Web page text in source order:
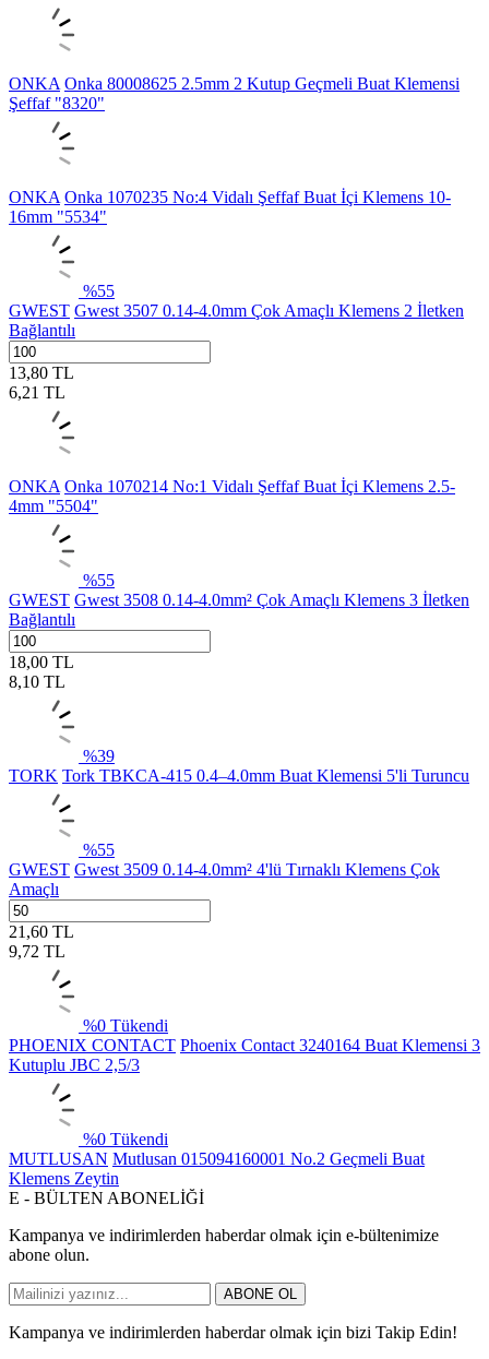
ONKA Onka 80008625 2.5mm 2 Kutup Geçmeli Buat Klemensi
Şeffaf "8320"
ONKA Onka 1070235 No:4 Vidalı Şeffaf Buat İçi Klemens 10-
16mm "5534"
%55
GWEST Gwest 3507 0.14-4.0mm Çok Amaçlı Klemens 2 İletken
Bağlantılı
13,80 TL
6,21 TL
ONKA Onka 1070214 No:1 Vidalı Şeffaf Buat İçi Klemens 2.5-
4mm "5504"
%55
GWEST Gwest 3508 0.14-4.0mm² Çok Amaçlı Klemens 3 İletken
Bağlantılı
18,00 TL
8,10 TL
%39
TORK Tork TBKCA-415 0.4–4.0mm Buat Klemensi 5'li Turuncu
%55
GWEST Gwest 3509 0.14-4.0mm² 4'lü Tırnaklı Klemens Çok
Amaçlı
21,60 TL
9,72 TL
%0 Tükendi
PHOENIX CONTACT Phoenix Contact 3240164 Buat Klemensi 3
Kutuplu JBC 2,5/3
%0 Tükendi
MUTLUSAN Mutlusan 015094160001 No.2 Geçmeli Buat
Klemens Zeytin
E - BÜLTEN ABONELİĞİ
Kampanya ve indirimlerden haberdar olmak için e-bültenimize
abone olun.
ABONE OL
Kampanya ve indirimlerden haberdar olmak için bizi Takip Edin!